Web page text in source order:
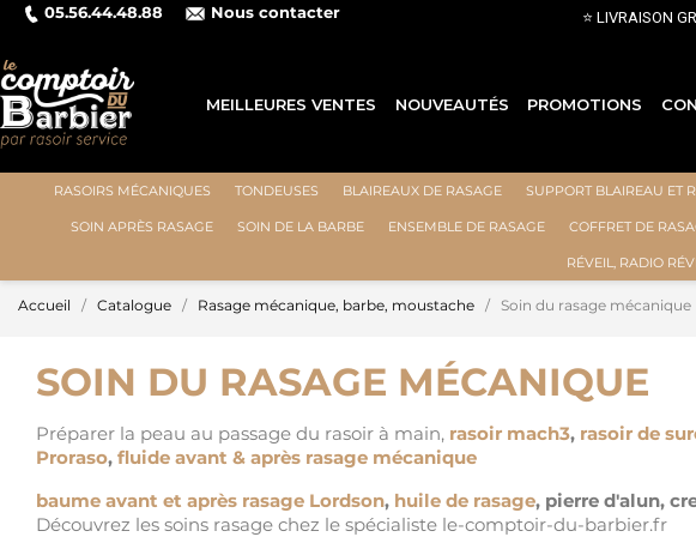
05.56.44.48.88 Nous contacter ⭐ LIVRAISON GRATUITE EN FRANCE
MEILLEURES VENTES NOUVEAUTÉS PROMOTIONS
RASOIRS MÉCANIQUES TONDEUSES BLAIREAUX DE RASAGE SUPPORT BLAIREAU ET
SOIN APRÈS RASAGE SOIN DE LA BARBE ENSEMBLE DE RASAGE COFFRET DE
RÉVEIL, RADIO
Accueil Catalogue Rasage mécanique, barbe, moustache Soin du rasage mécanique
SOIN DU RASAGE MÉCANIQUE
Préparer la peau au passage du rasoir à main, rasoir mach3, rasoir de
Proraso, fluide avant & après rasage mécanique
baume avant et après rasage Lordson, huile de rasage, pierre d'alun,
Découvrez les soins rasage chez le spécialiste le-comptoir-du-barbier.fr